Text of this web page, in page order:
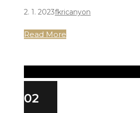
2. 1. 2023fkricanyon
Read More
02